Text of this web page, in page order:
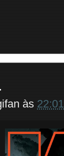
às 22:01